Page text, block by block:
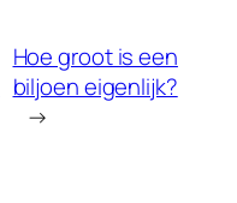
Hoe groot is een
biljoen eigenlijk?
→